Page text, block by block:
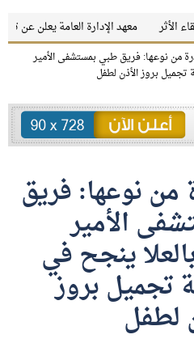
معهد الإدارة العامة يعلن عن توفر
من نوعها: فريق طبي بمستشفى الأمير
بروز الأذن لطفل
من نوعها: فريق
الأمير
ينجح في
تجميل بروز
لطفل